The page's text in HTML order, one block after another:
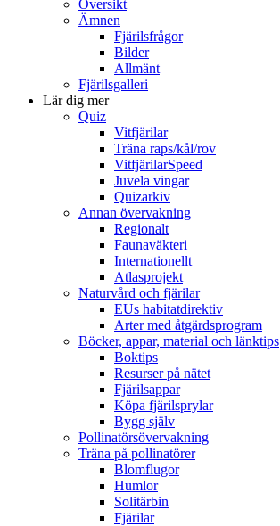
Översikt
Ämnen
Fjärilsfrågor
Bilder
Allmänt
Fjärilsgalleri
Lär dig mer
Quiz
Vitfjärilar
Träna raps/kål/rov
VitfjärilarSpeed
Juvela vingar
Quizarkiv
Annan övervakning
Regionalt
Faunaväkteri
Internationellt
Atlasprojekt
Naturvård och fjärilar
EUs habitatdirektiv
Arter med åtgärdsprogram
Böcker, appar, material och länktips
Boktips
Resurser på nätet
Fjärilsappar
Köpa fjärilsprylar
Bygg själv
Pollinatörsövervakning
Träna på pollinatörer
Blomflugor
Humlor
Solitärbin
Fjärilar